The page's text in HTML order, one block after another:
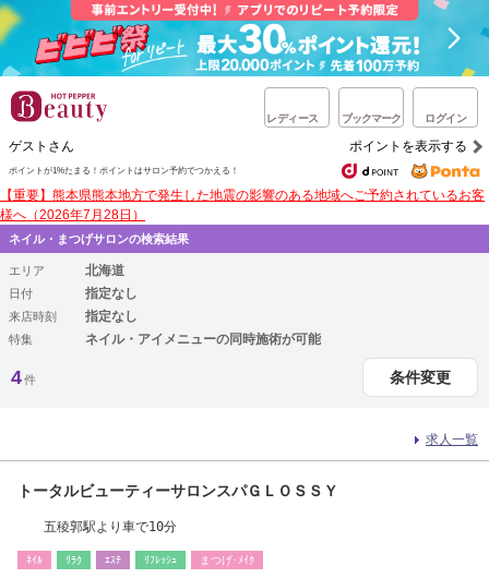
レディース ブックマーク ログイン
ゲストさん ポイントを表示する
ポイントが1%たまる！ ポイントはサロン予約でつかえる！
【重要】熊本県熊本地方で発生した地震の影響のある地域へご予約されているお客
様へ（2026年7月28日）
ネイル・まつげサロンの検索結果
エリア 北海道
日付 指定なし
来店時刻 指定なし
特集 ネイル・アイメニューの同時施術が可能
4件 条件変更
求人一覧
トータルビューティーサロンスパＧＬＯＳＳＹ
五稜郭駅より車で10分
ﾈｲﾙ ﾘﾗｸ ｴｽﾃ ﾘﾌﾚｯｼｭ まつげ･ﾒｲｸ